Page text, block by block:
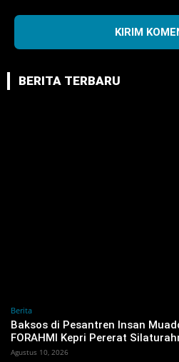
BERITA TERBARU
Berita
Baksos di Pesantren Insan
FORAHMI Kepri Pererat
Agustus 10, 2026